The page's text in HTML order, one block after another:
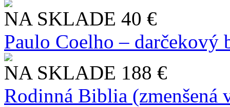
NA SKLADE 40 €
Paulo Coelho – darčekový
NA SKLADE 188 €
Rodinná Biblia (zmenšená